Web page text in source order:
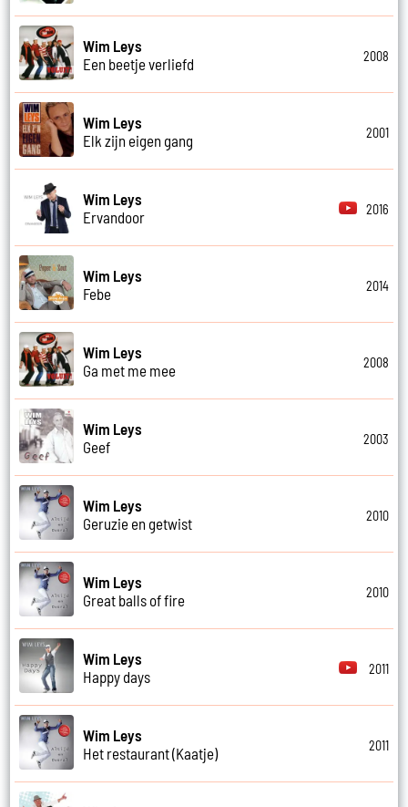
Wim Leys
Een beetje verliefd
2008
Wim Leys
Elk zijn eigen gang
2001
Wim Leys
Ervandoor
2016
Wim Leys
Febe
2014
Wim Leys
Ga met me mee
2008
Wim Leys
Geef
2003
Wim Leys
Geruzie en getwist
2010
Wim Leys
Great balls of fire
2010
Wim Leys
Happy days
2011
Wim Leys
Het restaurant (Kaatje)
2011